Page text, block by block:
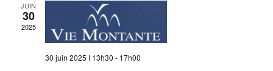
JUIN
30
2025
30 juin 2025 I 13h30 - 17h00